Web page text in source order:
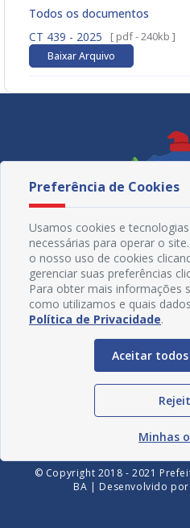
Todos os documentos
CT 439 - 2025
[ pdf - 240kb ]
Baixar Arquivo
Redes
© Copyright 2018 - 2021
BA | Desenvolvido por
Preferência de Cookies
Usamos cookies e
necessárias para operar o
o nosso uso de cookies
gerenciar suas preferências
Para obter mais informações
como utilizamos e quais
Política de Privacidade.
Aceitar todos
Minhas